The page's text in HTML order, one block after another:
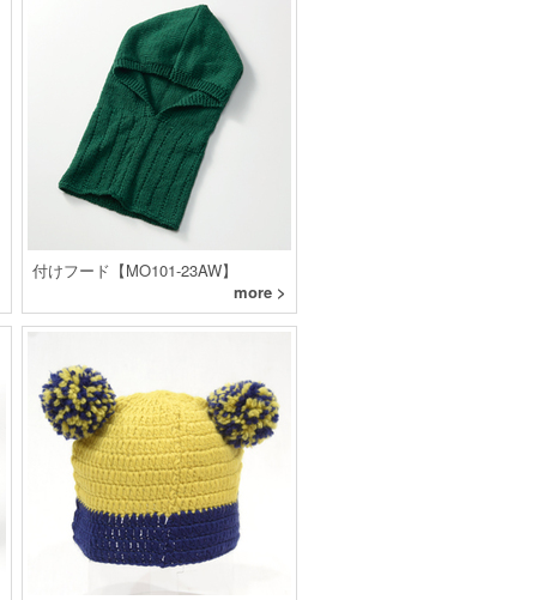
付けフード【MO101-23AW】
more >